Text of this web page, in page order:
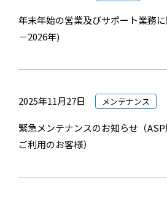
年末年始の営業及びサポート業務
－2026年)
2025年11月27日 メンテナンス
緊急メンテナンスのお知らせ（
ご利用のお客様）